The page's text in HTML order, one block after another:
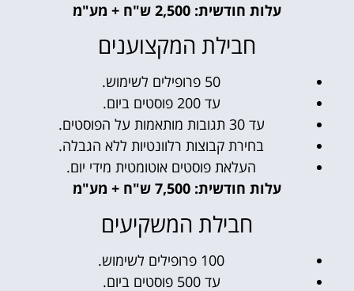
עלות חודשית: 2,500 ש"ח + מע"מ
חבילת המקצוענים
50 פרופילים לשימוש.
עד 200 פוסטים ביום.
עד 30 תגובות מותאמות על הפוסטים.
בחירת קבוצות רלוונטיות ללא הגבלה.
העלאת פוסטים אוטומטית מידי יום.
עלות חודשית: 7,500 ש"ח + מע"מ
חבילת המשקיעים
100 פרופילים לשימוש.
עד 500 פוסטים ביום.